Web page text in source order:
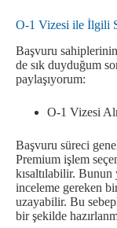
O-1 Vizesi ile İlgili
Başvuru
de sık duyduğum
paylaşıyorum:
O-1 Vizesi
Başvuru süreci
Premium işlem
kısaltılabilir.
inceleme gereken
uzayabilir. Bu
bir şekilde